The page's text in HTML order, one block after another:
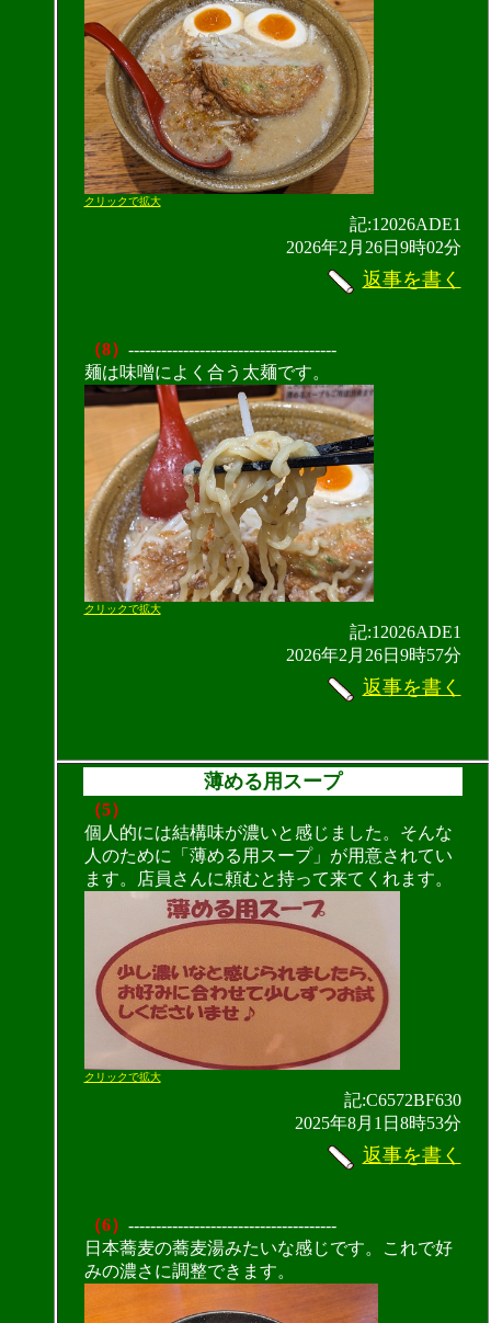
クリックで拡大
記:12026ADE1
2026年2月26日9時02分
返事を書く
（8） --------------------------------------
麺は味噌によく合う太麺です。
クリックで拡大
記:12026ADE1
2026年2月26日9時57分
返事を書く
薄める用スープ
（5）
個人的には結構味が濃いと感じました。そんな
人のために「薄める用スープ」が用意されてい
ます。店員さんに頼むと持って来てくれます。
クリックで拡大
記:C6572BF630
2025年8月1日8時53分
返事を書く
（6） --------------------------------------
日本蕎麦の蕎麦湯みたいな感じです。これで好
みの濃さに調整できます。